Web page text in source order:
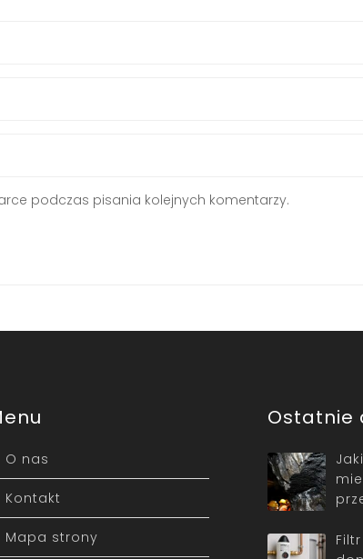
podczas pisania kolejnych komentarzy.
O nas
Kontakt
Mapa strony
Ostatnie